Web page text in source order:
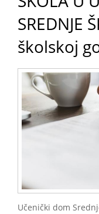
SREDNJE
školskoj
Učenički dom